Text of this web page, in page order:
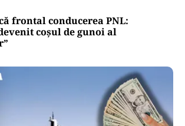
frontal conducerea PNL:
coșul de gunoi al